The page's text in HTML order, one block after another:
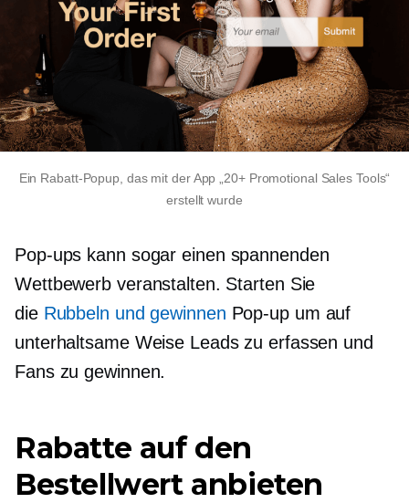
Ein Rabatt-Popup, das mit der App „20+ Promotional Sales Tools“
erstellt wurde
Pop-ups kann sogar einen spannenden
Wettbewerb veranstalten. Starten Sie
die Rubbeln und gewinnen Pop-upum auf
unterhaltsame Weise Leads zu erfassen und
Fans zu gewinnen.
Rabatte auf den
Bestellwert anbieten